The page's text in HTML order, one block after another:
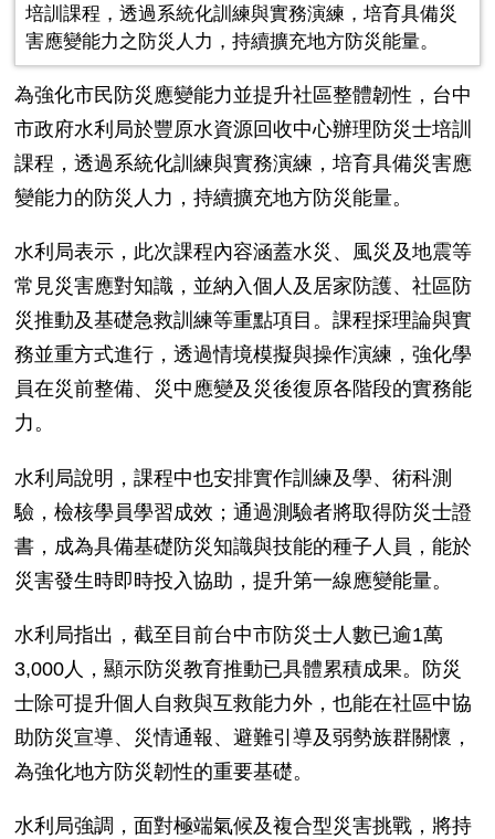
培訓課程，透過系統化訓練與實務演練，培育具備災
害應變能力之防災人力，持續擴充地方防災能量。
為強化市民防災應變能力並提升社區整體韌性，台中
市政府水利局於豐原水資源回收中心辦理防災士培訓
課程，透過系統化訓練與實務演練，培育具備災害應
變能力的防災人力，持續擴充地方防災能量。
水利局表示，此次課程內容涵蓋水災、風災及地震等
常見災害應對知識，並納入個人及居家防護、社區防
災推動及基礎急救訓練等重點項目。課程採理論與實
務並重方式進行，透過情境模擬與操作演練，強化學
員在災前整備、災中應變及災後復原各階段的實務能
力。
水利局說明，課程中也安排實作訓練及學、術科測
驗，檢核學員學習成效；通過測驗者將取得防災士證
書，成為具備基礎防災知識與技能的種子人員，能於
災害發生時即時投入協助，提升第一線應變能量。
水利局指出，截至目前台中市防災士人數已逾1萬
3,000人，顯示防災教育推動已具體累積成果。防災
士除可提升個人自救與互救能力外，也能在社區中協
助防災宣導、災情通報、避難引導及弱勢族群關懷，
為強化地方防災韌性的重要基礎。
水利局強調，面對極端氣候及複合型災害挑戰，將持